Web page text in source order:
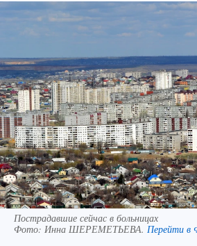
Пострадавшие сейчас в больницах
Фото: Инна ШЕРЕМЕТЬЕВА. Перейти в